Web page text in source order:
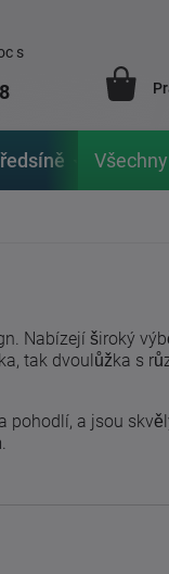
s
Nabízejí široký
tak dvoulůžka s
pohodlí, a jsou